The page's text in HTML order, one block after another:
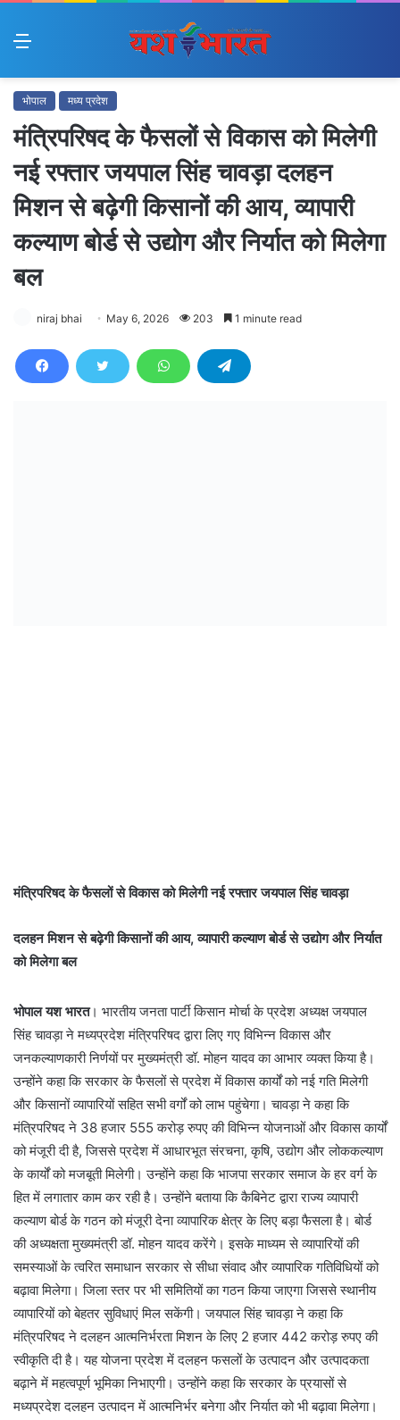
Menu
भोपाल मध्य प्रदेश
मंत्रिपरिषद के फैसलों से विकास को मिलेगी
नई रफ्तार जयपाल सिंह चावड़ा दलहन
मिशन से बढ़ेगी किसानों की आय, व्यापारी
कल्याण बोर्ड से उद्योग और निर्यात को मिलेगा
बल
niraj bhai May 6, 2026 203 1 minute read
मंत्रिपरिषद के फैसलों से विकास को मिलेगी नई रफ्तार जयपाल सिंह चावड़ा
दलहन मिशन से बढ़ेगी किसानों की आय, व्यापारी कल्याण बोर्ड से उद्योग और निर्यात
को मिलेगा बल
भोपाल यश भारत। भारतीय जनता पार्टी किसान मोर्चा के प्रदेश अध्यक्ष जयपाल
सिंह चावड़ा ने मध्यप्रदेश मंत्रिपरिषद द्वारा लिए गए विभिन्न विकास और
जनकल्याणकारी निर्णयों पर मुख्यमंत्री डॉ. मोहन यादव का आभार व्यक्त किया है।
उन्होंने कहा कि सरकार के फैसलों से प्रदेश में विकास कार्यों को नई गति मिलेगी
और किसानों व्यापारियों सहित सभी वर्गों को लाभ पहुंचेगा। चावड़ा ने कहा कि
मंत्रिपरिषद ने 38 हजार 555 करोड़ रुपए की विभिन्न योजनाओं और विकास कार्यों
को मंजूरी दी है, जिससे प्रदेश में आधारभूत संरचना, कृषि, उद्योग और लोककल्याण
के कार्यों को मजबूती मिलेगी। उन्होंने कहा कि भाजपा सरकार समाज के हर वर्ग के
हित में लगातार काम कर रही है। उन्होंने बताया कि कैबिनेट द्वारा राज्य व्यापारी
कल्याण बोर्ड के गठन को मंजूरी देना व्यापारिक क्षेत्र के लिए बड़ा फैसला है। बोर्ड
की अध्यक्षता मुख्यमंत्री डॉ. मोहन यादव करेंगे। इसके माध्यम से व्यापारियों की
समस्याओं के त्वरित समाधान सरकार से सीधा संवाद और व्यापारिक गतिविधियों को
बढ़ावा मिलेगा। जिला स्तर पर भी समितियों का गठन किया जाएगा जिससे स्थानीय
व्यापारियों को बेहतर सुविधाएं मिल सकेंगी। जयपाल सिंह चावड़ा ने कहा कि
मंत्रिपरिषद ने दलहन आत्मनिर्भरता मिशन के लिए 2 हजार 442 करोड़ रुपए की
स्वीकृति दी है। यह योजना प्रदेश में दलहन फसलों के उत्पादन और उत्पादकता
बढ़ाने में महत्वपूर्ण भूमिका निभाएगी। उन्होंने कहा कि सरकार के प्रयासों से
मध्यप्रदेश दलहन उत्पादन में आत्मनिर्भर बनेगा और निर्यात को भी बढ़ावा मिलेगा।